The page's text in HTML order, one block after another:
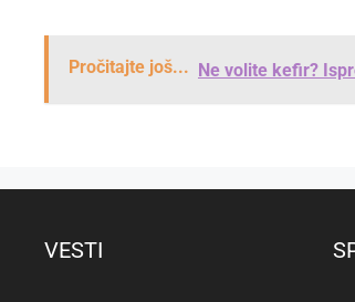
Pročitajte još... Ne volite kefir?
VESTI